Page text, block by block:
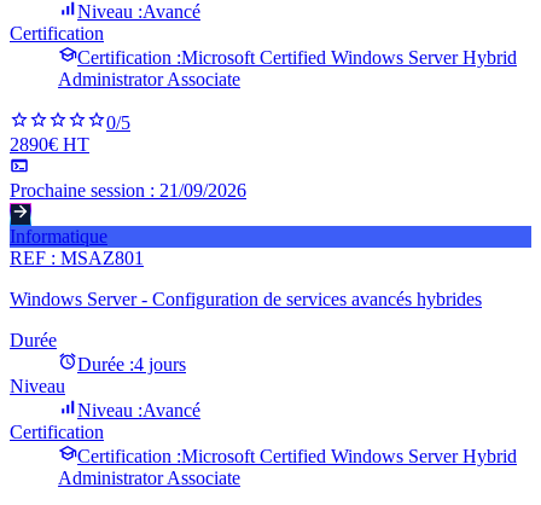
Niveau :Avancé
Certification
Certification :Microsoft Certified Windows Server Hybrid
Administrator Associate
0/5
2890€ HT
Prochaine session : 21/09/2026
Informatique
REF : MSAZ801
Windows Server - Configuration de services avancés hybrides
Durée
Durée :4 jours
Niveau
Niveau :Avancé
Certification
Certification :Microsoft Certified Windows Server Hybrid
Administrator Associate